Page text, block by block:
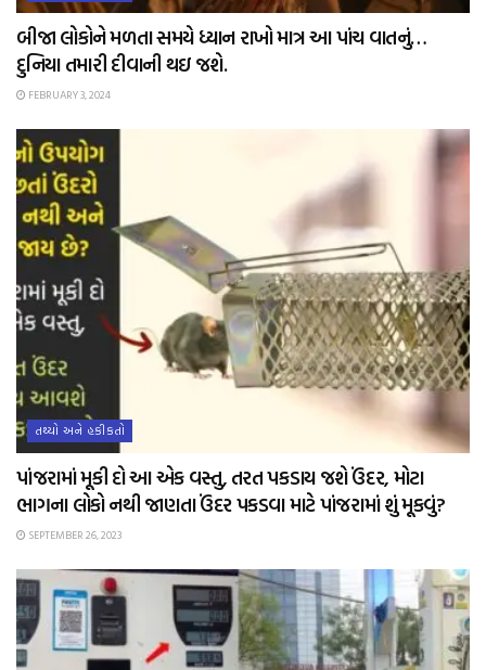
બીજા લોકોને મળતા સમયે ધ્યાન રાખો માત્ર આ પાંચ વાતનું…
દુનિયા તમારી દીવાની થઇ જશે.
FEBRUARY 3, 2024
તથ્યો અને હકીકતો
પાંજરામાં મૂકી દો આ એક વસ્તુ, તરત પકડાય જશે ઉંદર, મોટા
ભાગના લોકો નથી જાણતા ઉંદર પકડવા માટે પાંજરામાં શું મૂકવું?
SEPTEMBER 26, 2023